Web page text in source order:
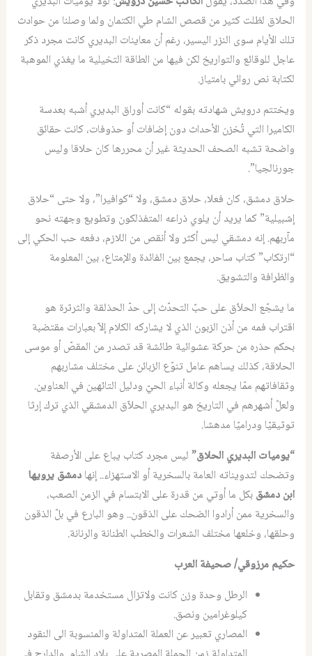
الحلاق لظلت كثير من قصص الشام طي الكتمان ولما وصلنا من حوادث
تلك الأيام سوى النزر اليسير، رغم أن معاينات البديري كانت مجرد ذكر
عاجل للوقائع والتواريخ لكن فيها من الطاقة التخيلية ما يغذي الموهبة
لكتابة نص روائي بامتياز.
ويختتم درويش شهادته بقوله “كانت أوراق البديري أشبه بعدسة
الكاميرا التي تُخزن الأحداث دون إضافات أو حذوفات، كانت حقائق
واضحة تشبه الصحف الحديثة غير أن محررها كان حلاقا وليس
جورنالجيا”.
حلاق دمشق، كان فعلا، حلاق دمشق، ولا “كوافيرا”، ولا حتى “حلاق
إشبيلية” كما يريد أن يلوي ذراعه المتفذلكون وتطويع وجهته نحو
مآربهم. إنه دمشقي ليس أكثر ولا أنقص من اللازم، دفعه حب الحكي إلى
“ارتكاب” كتاب ساحر، يجمع بين الفائدة والإمتاع، بين المعلومة
والظرافة والتشويق.
ما يشجّع الحلاّق على حبّ التحدّث إلى حدّ الحذلقة والثرثرة هو
اقتراب فمه من أذن الزبون الذي لا يشاركه الكلام إلاّ بعبارات مقتضبة
بحكم حذره من حركة عشوائية طائشة قد تصدر من المقصّ أو موسى
الحلاقة، كذلك يساهم عامل تنوّع الزبائن على مختلف مشاربهم
وثقافاتهم ممّا يجعله وكالة أنباء الحيّ ودليل التائهين في العناوين.
ولعلّ أشهرهم في التاريخ هو البديري الحلاّق الدمشقي الذي ترك إرثا
توثيقيّا ودراميّا مدهشا.
“يوميات البديري الحلاق”ليس مجرد كتاب يباع على الأرصفة
وتضحك لتدويناته العامة بالسخرية أو الاستهزاء.. إنهادمشق يرويها
ابن دمشقبكل ما أوتي من قدرة على الابتسام في الزمن الصعب،
والسخرية ممن أرادوا الضحك على الذقون.. وهو البارع في بلّ الذقون
وحلقها، وخلعها مختلف الشعرات والخطب الطنانة والرنانة.
حكيم مرزوقي/ صحيفة العرب
الرطل وحدة وزن كانت ولاتزال مستخدمة بدمشق وتقابل
كيلوغرامين ونصق.
المصاري تعبير عن العملة المتداولة والمنسوبة الى النقود